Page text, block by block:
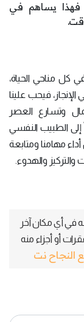
فهذا يساهم في
كل مناحي الحياة،
فيحب علينا
وتسارع العصر
إلى الطبيب النفسي
مهامنا ومتابعة
والتركيز والهدوء.
في أي مكان آخر
أو أجزاء منه
النجاح نت